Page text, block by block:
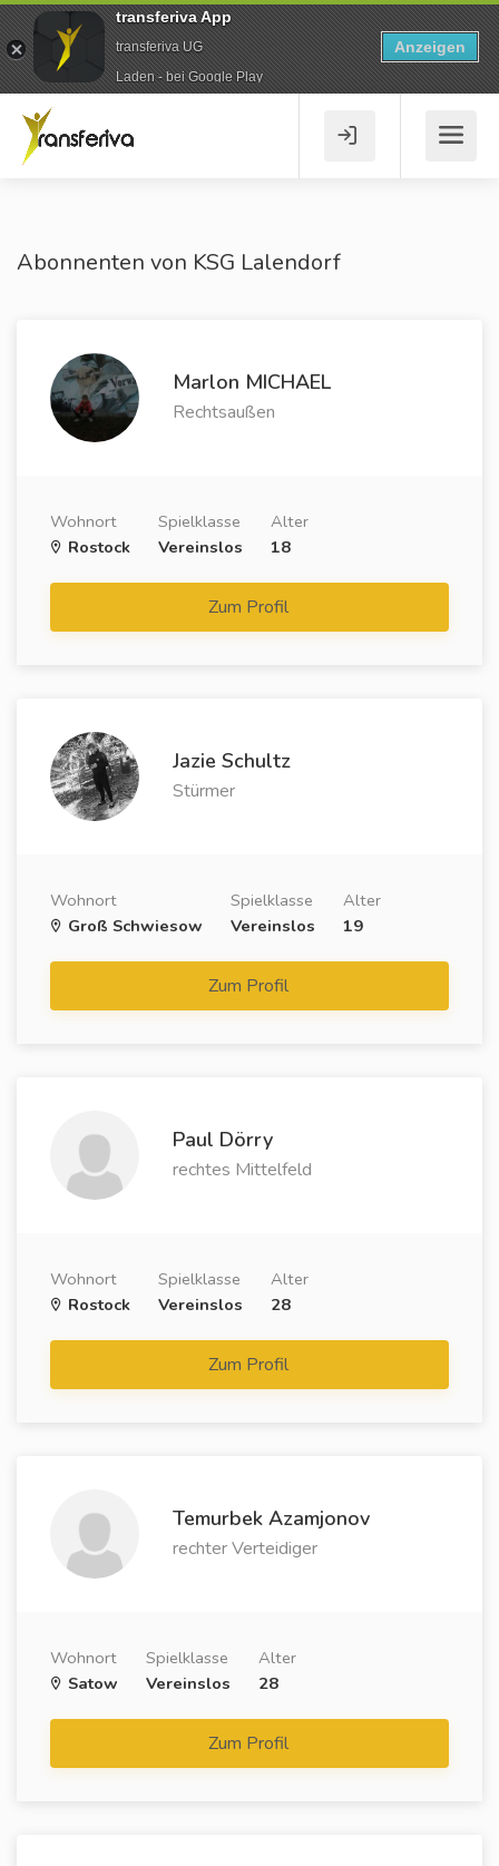
Abonnenten von KSG Lalendorf
Marlon MICHAEL
Rechtsaußen
Wohnort
Rostock
Spielklasse
Vereinslos
Alter
18
Zum Profil
Jazie Schultz
Stürmer
Wohnort
Groß Schwiesow
Spielklasse
Vereinslos
Alter
19
Zum Profil
Paul Dörry
rechtes Mittelfeld
Wohnort
Rostock
Spielklasse
Vereinslos
Alter
28
Zum Profil
Temurbek Azamjonov
rechter Verteidiger
Wohnort
Satow
Spielklasse
Vereinslos
Alter
28
Zum Profil
transferiva App
transferiva UG
Laden - bei Google Play
Anzeigen